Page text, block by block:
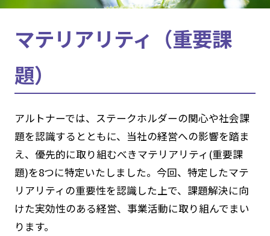
マテリアリティ（重要課
題）
アルトナーでは、ステークホルダーの関心や社会課
題を認識するとともに、当社の経営への影響を踏ま
え、優先的に取り組むべきマテリアリティ(重要課
題)を8つに特定いたしました。今回、特定したマテ
リアリティの重要性を認識した上で、課題解決に向
けた実効性のある経営、事業活動に取り組んでまい
ります。